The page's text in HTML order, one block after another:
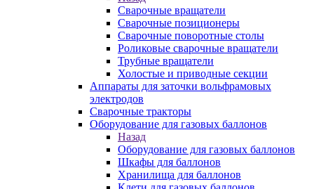
Сварочные вращатели
Сварочные позиционеры
Сварочные поворотные столы
Роликовые сварочные вращатели
Трубные вращатели
Холостые и приводные секции
Аппараты для заточки вольфрамовых
электродов
Сварочные тракторы
Оборудование для газовых баллонов
Назад
Оборудование для газовых баллонов
Шкафы для баллонов
Хранилища для баллонов